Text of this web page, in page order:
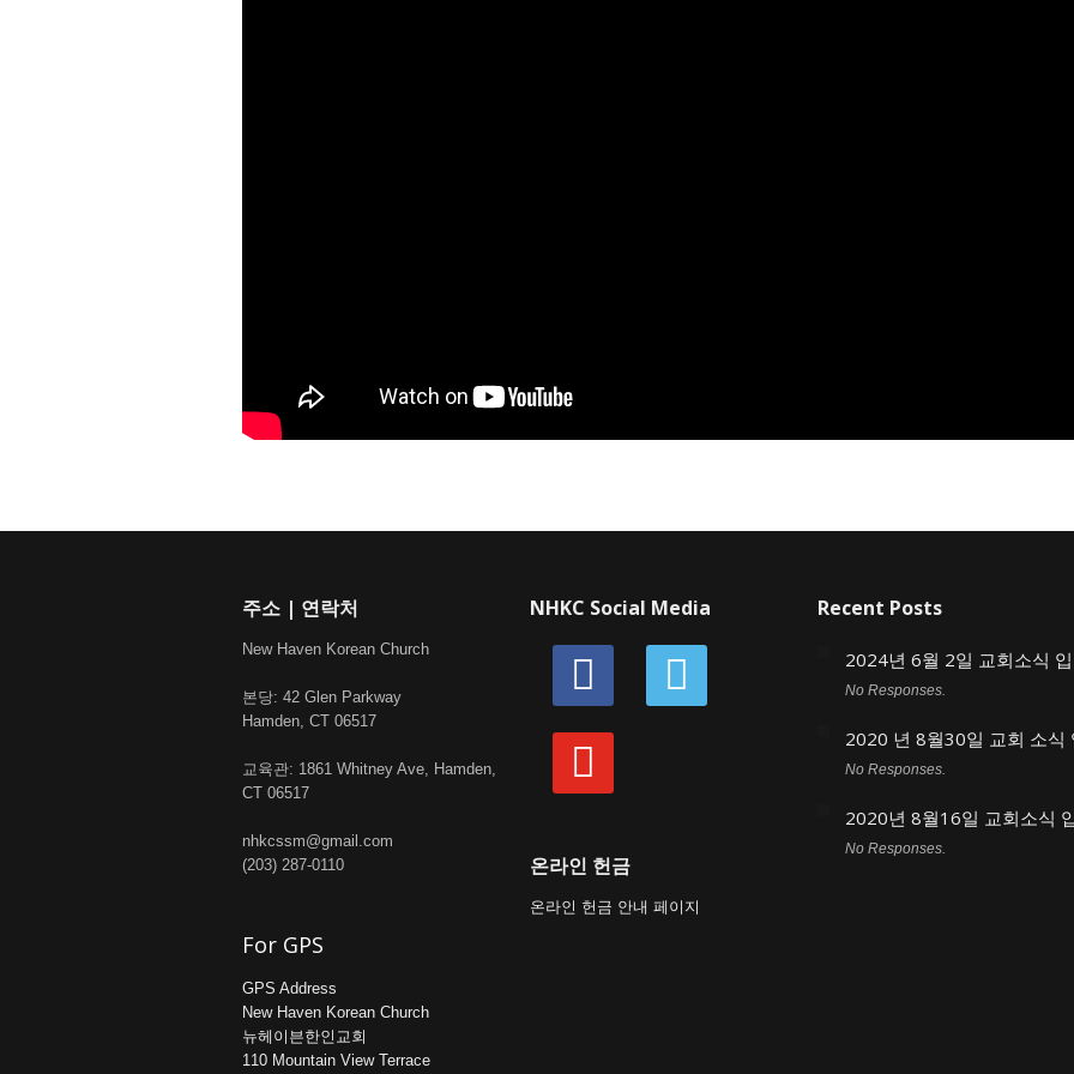
주소 | 연락처
New Haven Korean Church
본당: 42 Glen Parkway
Hamden, CT 06517
교육관: 1861 Whitney Ave, Hamden,
CT 06517
nhkcssm@gmail.com
(203) 287-0110
For GPS
GPS Address
New Haven Korean Church
뉴헤이븐한인교회
110 Mountain View Terrace
NHKC Social Media
facebook vimeo
youtube
온라인 헌금
온라인 헌금 안내 페이지
Recent Posts
2024년 6월 2일 교회소식
No Responses.
2020 년 8월30일 교회 소식
No Responses.
2020년 8월16일 교회소식
No Responses.